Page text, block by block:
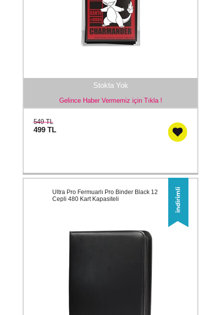
Stokta Yok
Gelince Haber Vermemiz için Tıkla !
549 TL
499 TL
Ultra Pro Fermuarlı Pro Binder Black 12
Cepli 480 Kart Kapasiteli